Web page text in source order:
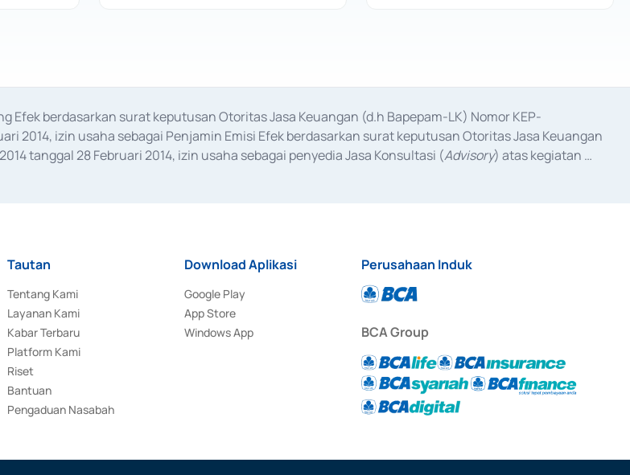
Efek berdasarkan surat keputusan Otoritas Jasa Keuangan (d.h Bapepam-LK) Nomor KEP-
2014, izin usaha sebagai Penjamin Emisi Efek berdasarkan surat keputusan Otoritas Jasa Keuangan
tanggal 28 Februari 2014, izin usaha sebagai penyedia Jasa Konsultasi (Advisory) atas kegiatan
Tautan
Tentang Kami
Layanan Kami
Kabar Terbaru
Platform Kami
Riset
Bantuan
Pengaduan Nasabah
Download Aplikasi
Google Play
App Store
Windows App
Perusahaan Induk
BCA Group